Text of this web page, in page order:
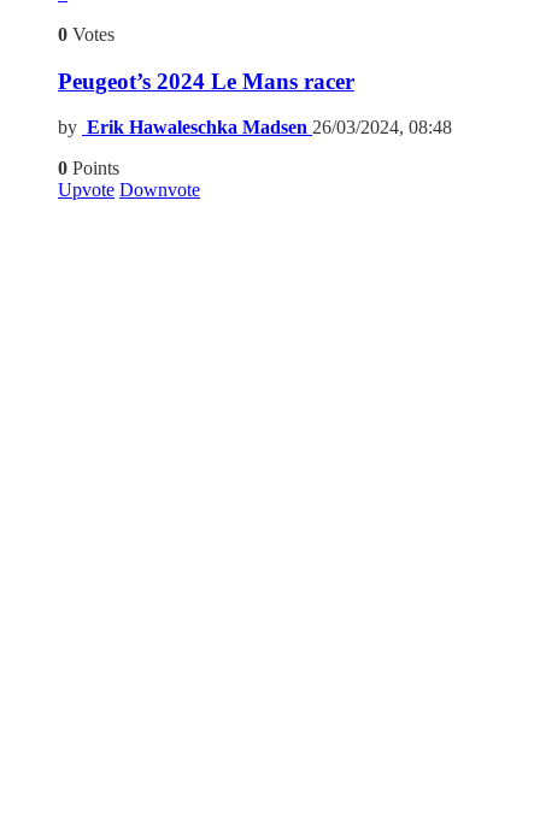
0 Votes
Peugeot’s 2024 Le Mans racer
by Erik Hawaleschka Madsen 26/03/2024, 08:48
0 Points
Upvote Downvote